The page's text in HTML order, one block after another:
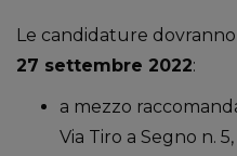
Le candidature dovranno
27 settembre 2022:
a mezzo
Via Tiro a Segno n.